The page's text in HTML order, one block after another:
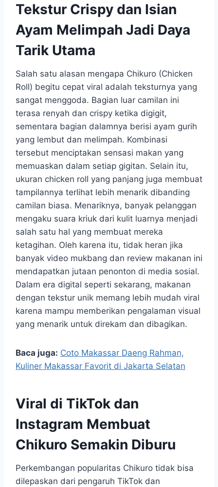
Tekstur Crispy dan Isian
Ayam Melimpah Jadi Daya
Tarik Utama
Salah satu alasan mengapa Chikuro (Chicken
Roll) begitu cepat viral adalah teksturnya yang
sangat menggoda. Bagian luar camilan ini
terasa renyah dan crispy ketika digigit,
sementara bagian dalamnya berisi ayam gurih
yang lembut dan melimpah. Kombinasi
tersebut menciptakan sensasi makan yang
memuaskan dalam setiap gigitan. Selain itu,
ukuran chicken roll yang panjang juga membuat
tampilannya terlihat lebih menarik dibanding
camilan biasa. Menariknya, banyak pelanggan
mengaku suara kriuk dari kulit luarnya menjadi
salah satu hal yang membuat mereka
ketagihan. Oleh karena itu, tidak heran jika
banyak video mukbang dan review makanan ini
mendapatkan jutaan penonton di media sosial.
Dalam era digital seperti sekarang, makanan
dengan tekstur unik memang lebih mudah viral
karena mampu memberikan pengalaman visual
yang menarik untuk direkam dan dibagikan.
Baca juga: Coto Makassar Daeng Rahman,
Kuliner Makassar Favorit di Jakarta Selatan
Viral di TikTok dan
Instagram Membuat
Chikuro Semakin Diburu
Perkembangan popularitas Chikuro tidak bisa
dilepaskan dari pengaruh TikTok dan